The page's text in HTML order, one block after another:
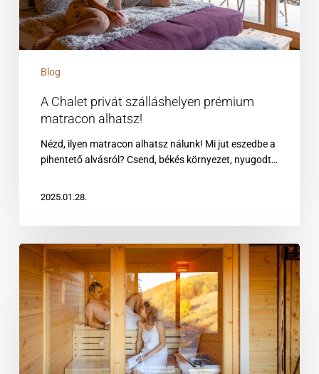
Blog
A Chalet privát szálláshelyen prémium
matracon alhatsz!
Nézd, ilyen matracon alhatsz nálunk! Mi jut eszedbe a
pihentető alvásról? Csend, békés környezet, nyugodt…
2025.01.28.
A
Chalet
szaunaház
különlegességei